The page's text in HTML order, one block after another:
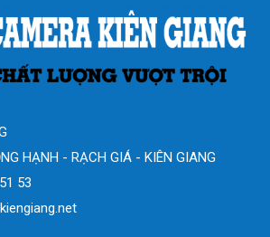
HẠNH - RẠCH GIÁ - KIÊN GIANG
53